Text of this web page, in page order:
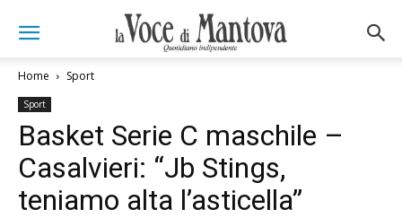
Home Sport
Sport
Basket Serie C maschile –
Casalvieri: “Jb Stings,
teniamo alta l’asticella”